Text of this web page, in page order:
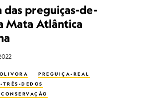
das preguiças-de-
Mata Atlântica
PREGUIÇA-REAL
TRÊS-DEDOS